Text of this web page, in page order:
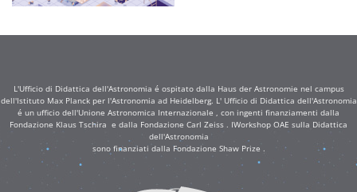
L'Ufficio di Didattica dell'Astronomia é ospitato dalla Haus der Astronomie nel campus
dell'Istituto Max Planck per l'Astronomia ad Heidelberg. L' Ufficio di Didattica dell'Astronomia
é un ufficio dell'Unione Astronomica Internazionale , con ingenti finanziamenti dalla
Fondazione Klaus Tschira e dalla Fondazione Carl Zeiss . IWorkshop OAE sulla Didattica
dell'Astronomia
sono finanziati dalla Fondazione Shaw Prize .